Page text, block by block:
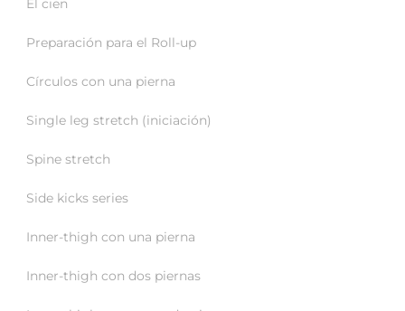
El cien
Preparación para el Roll-up
Círculos con una pierna
Single leg stretch (iniciación)
Spine stretch
Side kicks series
Inner-thigh con una pierna
Inner-thigh con dos piernas